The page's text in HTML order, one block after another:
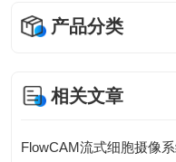
产品分类
相关文章
FlowCAM流式细胞摄像